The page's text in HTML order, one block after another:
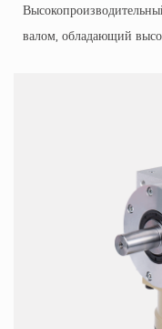
валом, обладающий